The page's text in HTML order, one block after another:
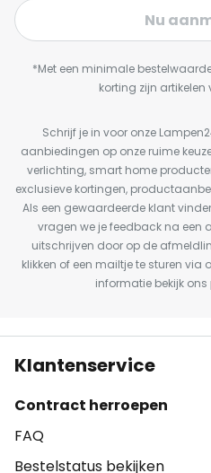
Nu
*Met een minimale
korting zijn artikelen
Schrijf je in voor onze
aanbiedingen op onze ruime
verlichting, smart home
exclusieve kortingen,
Als een gewaardeerde klant
vragen we je feedback na een
uitschrijven door op de
klikken of een mailtje te sturen via
informatie bekijk ons
Klantenservice
Contract herroepen
FAQ
Bestelstatus bekijken